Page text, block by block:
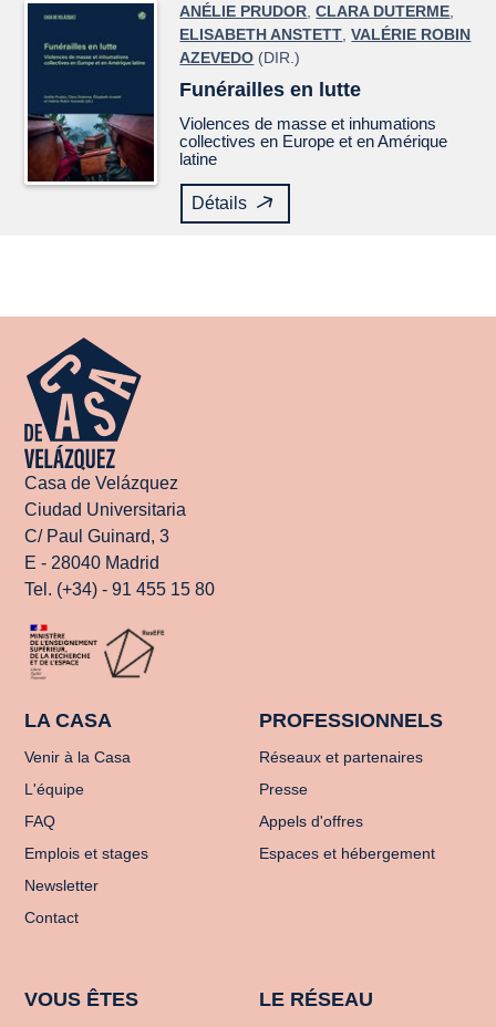
ANÉLIE PRUDOR ,CLARA DUTERME
ELISABETH ANSTETT ,VALÉRIE ROBIN
AZEVEDO (DIR.)
Funérailles en lutte
Violences de masse et inhumations
collectives en Europe et en Amérique
latine
Détails
Casa de Velázquez
Ciudad Universitaria
C/ Paul Guinard, 3
E - 28040 Madrid
Tel. (+34) - 91 455 15 80
LA CASA
Venir à la Casa
L'équipe
FAQ
Emplois et stages
Newsletter
Contact
PROFESSIONNELS
Réseaux et partenaires
Presse
Appels d'offres
Espaces et hébergement
VOUS ÊTES LE RÉSEAU